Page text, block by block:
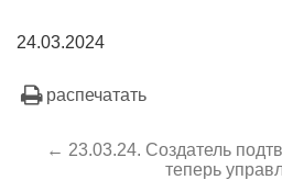
24.03.2024
распечатать
← 23.03.24. Создатель
теперь